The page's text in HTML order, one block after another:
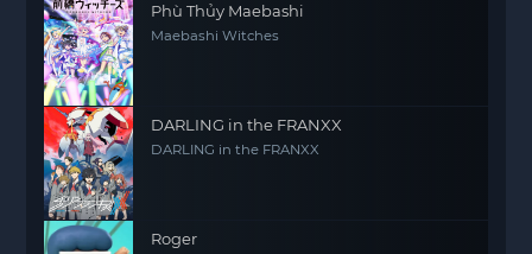
Phù Thủy Maebashi
Maebashi Witches
DARLING in the FRANXX
DARLING in the FRANXX
Roger